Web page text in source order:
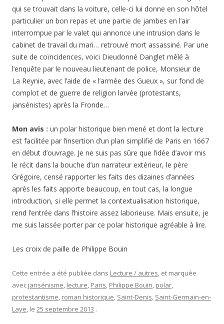
qui se trouvait dans la voiture, celle-ci lui donne en son hôtel
particulier un bon repas et une partie de jambes en l’air
interrompue par le valet qui annonce une intrusion dans le
cabinet de travail du mari… retrouvé mort assassiné. Par une
suite de coïncidences, voici Dieudonné Danglet mêlé à
l’enquête par le nouveau lieutenant de police, Monsieur de
La Reynie, avec l’aide de « l’armée des Gueux », sur fond de
complot et de guerre de religion larvée (protestants,
jansénistes) après la Fronde…
Mon avis : un polar historique bien mené et dont la lecture
est facilitée par l’insertion d’un plan simplifié de Paris en 1667
en début d’ouvrage. Je ne suis pas sûre que l’idée d’avoir mis
le récit dans la bouche d’un narrateur extérieur, le père
Grégoire, censé rapporter les faits des dizaines d’années
après les faits apporte beaucoup, en tout cas, la longue
introduction, si elle permet la contextualisation historique,
rend l’entrée dans l’histoire assez laborieuse. Mais ensuite, je
me suis laissée porter par ce polar historique agréable à lire.
Les croix de paille de Philippe Bouin
Cette entrée a été publiée dans Lecture / autres, et marquée
avec jansénisme, lecture, Paris, Philippe Bouin, polar,
protestantisme, roman historique, Saint-Denis, Saint-Germain-en-
Laye, le 25 septembre 2013 .